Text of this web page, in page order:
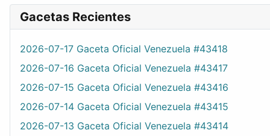
Gacetas Recientes
2026-07-17 Gaceta Oficial Venezuela #43418
2026-07-16 Gaceta Oficial Venezuela #43417
2026-07-15 Gaceta Oficial Venezuela #43416
2026-07-14 Gaceta Oficial Venezuela #43415
2026-07-13 Gaceta Oficial Venezuela #43414